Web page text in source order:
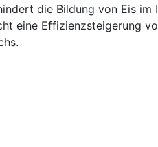
die Bildung von Eis
eine Effizienzsteigerung